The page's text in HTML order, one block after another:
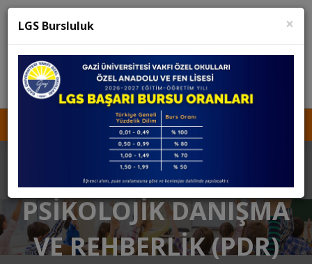
KURUCU TEMSİLCİSİNE ULAŞIN
İŞ BAŞVURUSU MEDYA KVKK
PSİKOLOJİK DANIŞMA
VE REHBERLİK (PDR)
×
LGS Bursluluk